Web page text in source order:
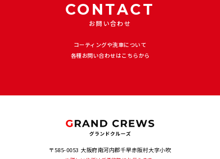
CONTACT
お問い合わせ
コーティングや洗車について
各種お問い合わせはこちらから
〒585-0053 大阪府南河内郡千早赤阪村大字小吹